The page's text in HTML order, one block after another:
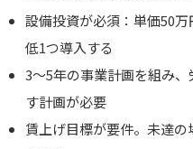
設備投資が必須：単価50
低1つ導入する
3〜5年の事業計画を組み
す計画が必要
賃上げ目標が要件。未達